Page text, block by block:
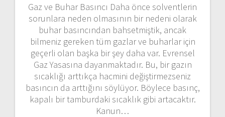
Gaz ve Buhar Basıncı Daha önce solventlerin
sorunlara neden olmasının bir nedeni olarak
buhar basıncından bahsetmiştik, ancak
bilmeniz gereken tüm gazlar ve buharlar için
geçerli olan başka bir şey daha var. Evrensel
Gaz Yasasına dayanmaktadır. Bu, bir gazın
sıcaklığı arttıkça hacmini değiştirmezseniz
basıncın da arttığını söylüyor. Böylece basınç,
kapalı bir tamburdaki sıcaklık gibi artacaktır.
Kanun…